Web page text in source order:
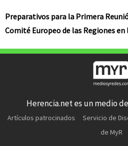
Preparativos para la Primera
Comité Europeo de las Regiones
Herencia.net es un medio de
Artículos patrocinados Servicio de
de MyR